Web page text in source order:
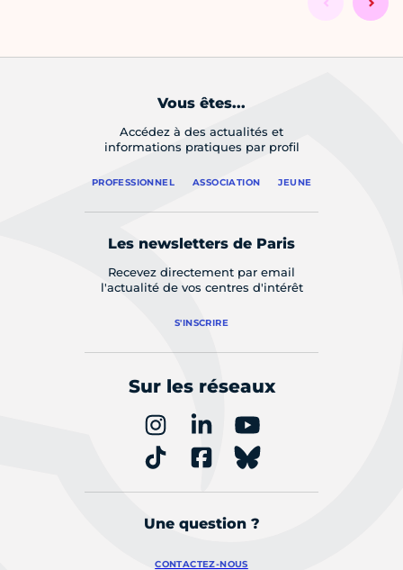
Vous êtes...
Accédez à des actualités et
informations pratiques par profil
PROFESSIONNEL ASSOCIATION JEUNE
Les newsletters de Paris
Recevez directement par email
l'actualité de vos centres d'intérêt
S'INSCRIRE
Sur les réseaux
Une question ?
CONTACTEZ-NOUS